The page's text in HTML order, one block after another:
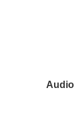
Audio